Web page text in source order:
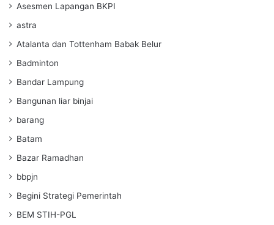
Asesmen Lapangan BKPI
astra
Atalanta dan Tottenham Babak Belur
Badminton
Bandar Lampung
Bangunan liar binjai
barang
Batam
Bazar Ramadhan
bbpjn
Begini Strategi Pemerintah
BEM STIH-PGL